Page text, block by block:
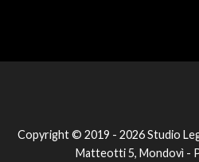
Copyright © 2019 - 2026 Studio
Matteotti 5, Mondovì -